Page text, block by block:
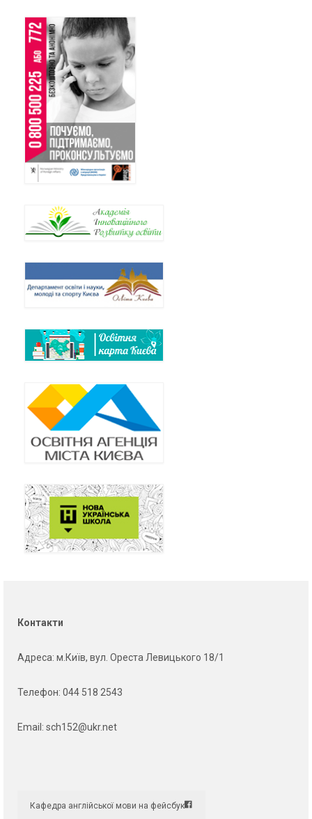
Контакти
Адреса: м.Київ, вул. Ореста Левицького 18/1
Телефон: 044 518 2543
Email: sch152@ukr.net
Кафедра англійської мови на фейсбук